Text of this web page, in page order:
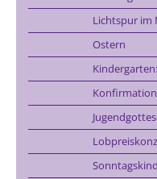
Lichtspur im
Ostern
Konfirmation